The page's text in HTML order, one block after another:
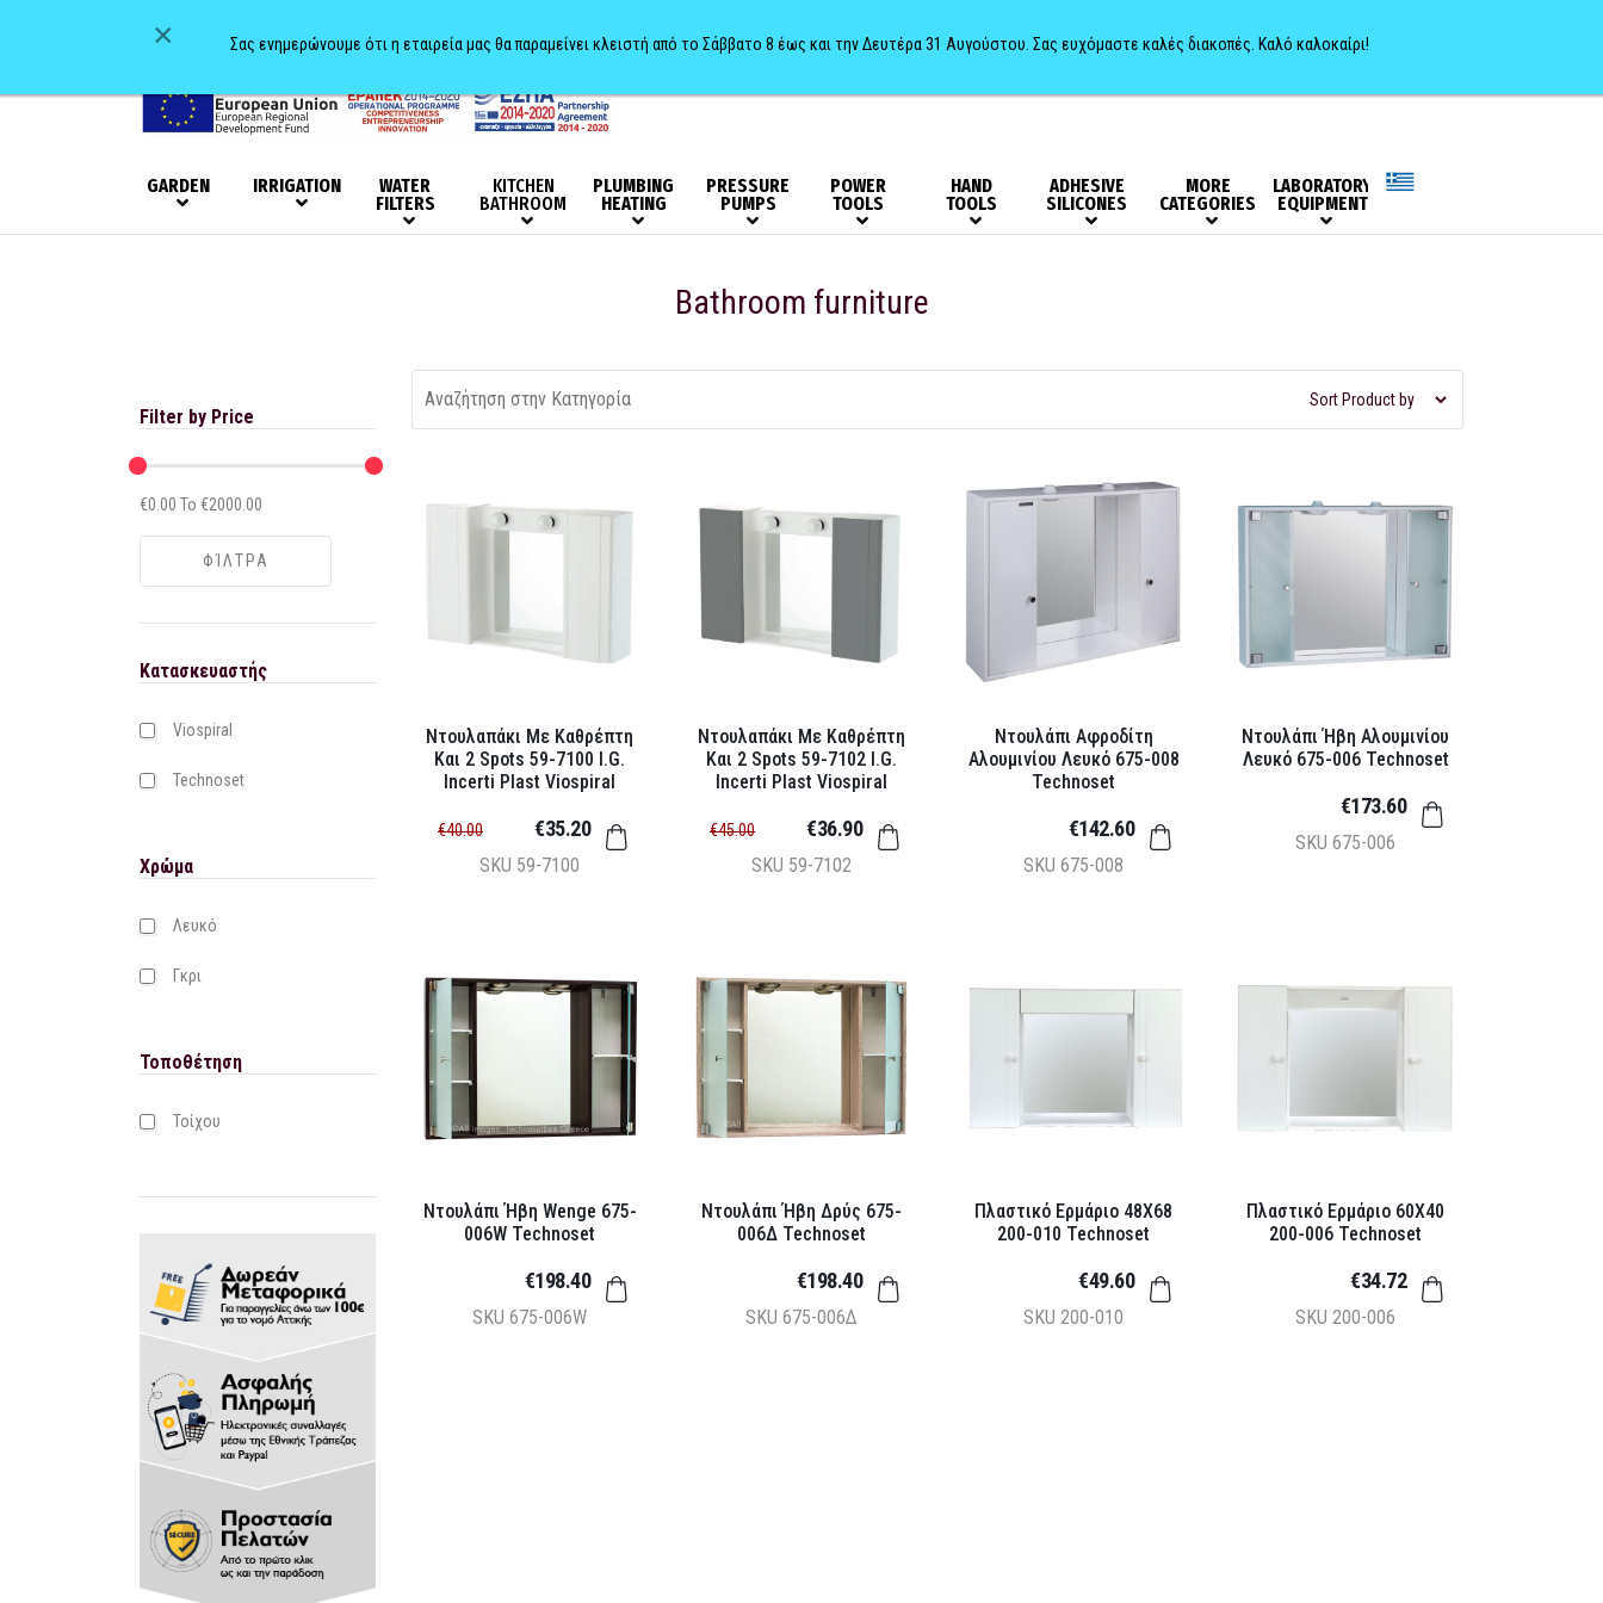
0
GARDEN IRRIGATION WATER
FILTERS
KITCHEN
BATHROOM
PLUMBING
HEATING
PRESSURE
PUMPS
POWER
TOOLS
HAND
TOOLS
ADHESIVE
SILICONES
MORE
CATEGORIES
LABORATORY
EQUIPMENT
Bathroom furniture
Filter by Price
€0.00 To €2000.00
Κατασκευαστής
Viospiral
Technoset
Χρώμα
Λευκό
Γκρι
Τοποθέτηση
Τοίχου
Ντουλαπάκι Με Καθρέπτη
Kαι 2 Spots 59-7100 I.G.
Incerti Plast Viospiral
SKU 59-7100
€40.00 €35.20
Ντουλαπάκι Με Καθρέπτη
Kαι 2 Spots 59-7102 I.G.
Incerti Plast Viospiral
SKU 59-7102
€45.00 €36.90
Ντουλάπι Αφροδίτη
Αλουμινίου Λευκό 675-008
Technoset
SKU 675-008
€142.60
Ντουλάπι Ήβη Αλουμινίου
Λευκό 675-006 Technoset
SKU 675-006
€173.60
Ντουλάπι Ήβη Wenge 675-
006W Technoset
SKU 675-006W
€198.40
Ντουλάπι Ήβη Δρύς 675-
006Δ Technoset
SKU 675-006Δ
€198.40
Πλαστικό Ερμάριο 48X68
200-010 Technoset
SKU 200-010
€49.60
Πλαστικό Ερμάριο 60X40
200-006 Technoset
SKU 200-006
€34.72
× Σας ενημερώνουμε ότι η εταιρεία μας θα παραμείνει κλειστή από το Σάββατο 8 έως και την Δευτέρα 31 Αυγούστου. Σας ευχόμαστε καλές διακοπές. Καλό καλοκαίρι!